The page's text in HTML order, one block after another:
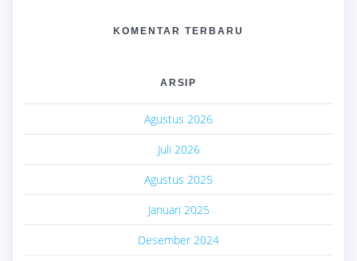
KOMENTAR TERBARU
ARSIP
Agustus 2026
Juli 2026
Agustus 2025
Januari 2025
Desember 2024